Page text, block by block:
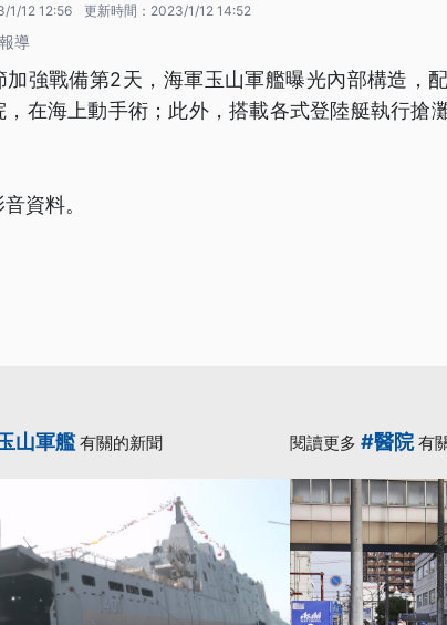
1/12 12:56 更新時間： 2023/1/12 14:52
導
加強戰備第2天，海軍玉山軍艦曝光內部構造，
，在海上動手術；此外，搭載各式登陸艇執行搶
資料。
山軍艦有關的新聞 閱讀更多 #醫院有